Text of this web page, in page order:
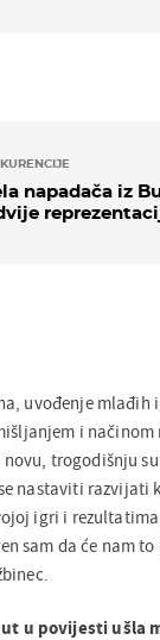
napadača iz
uvođenje mlađih
i
trogodišnju
nastaviti razvijati
igri i
sam da će nam to
u povijesti ušla